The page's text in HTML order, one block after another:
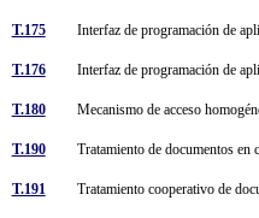
T.175 Interfaz de programación de
T.176 Interfaz de programación de
T.180 Mecanismo de acceso
T.190 Tratamiento de documentos
T.191 Tratamiento cooperativo de